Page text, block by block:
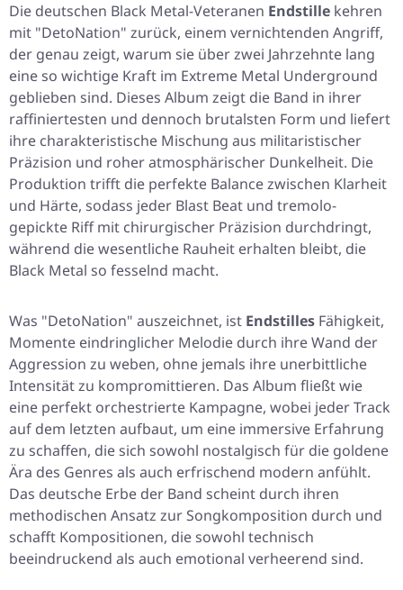
Die deutschen Black Metal-Veteranen Endstille kehren
mit "DetoNation" zurück, einem vernichtenden Angriff,
der genau zeigt, warum sie über zwei Jahrzehnte lang
eine so wichtige Kraft im Extreme Metal Underground
geblieben sind. Dieses Album zeigt die Band in ihrer
raffiniertesten und dennoch brutalsten Form und liefert
ihre charakteristische Mischung aus militaristischer
Präzision und roher atmosphärischer Dunkelheit. Die
Produktion trifft die perfekte Balance zwischen Klarheit
und Härte, sodass jeder Blast Beat und tremolo-
gepickte Riff mit chirurgischer Präzision durchdringt,
während die wesentliche Rauheit erhalten bleibt, die
Black Metal so fesselnd macht.
Was "DetoNation" auszeichnet, ist Endstilles Fähigkeit,
Momente eindringlicher Melodie durch ihre Wand der
Aggression zu weben, ohne jemals ihre unerbittliche
Intensität zu kompromittieren. Das Album fließt wie
eine perfekt orchestrierte Kampagne, wobei jeder Track
auf dem letzten aufbaut, um eine immersive Erfahrung
zu schaffen, die sich sowohl nostalgisch für die goldene
Ära des Genres als auch erfrischend modern anfühlt.
Das deutsche Erbe der Band scheint durch ihren
methodischen Ansatz zur Songkomposition durch und
schafft Kompositionen, die sowohl technisch
beeindruckend als auch emotional verheerend sind.